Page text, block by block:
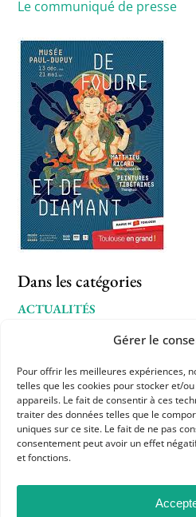
Gérer le
Pour offrir les meilleures expériences,
telles que les cookies pour stocker et/
appareils. Le fait de consentir à ces
traiter des données telles que le
uniques sur ce site. Le fait de ne pas
consentement peut avoir un effet
et fonctions.
Le communiqué de presse
Dans les catégories
ACTUALITÉS
L'APHG VOUS SIGNALE